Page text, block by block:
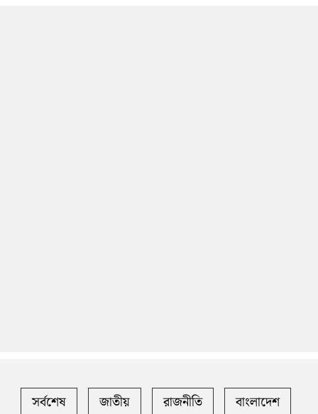
সর্বশেষ জাতীয় রাজনীতি
বাংলাদেশ